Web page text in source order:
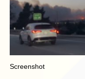
Screenshot